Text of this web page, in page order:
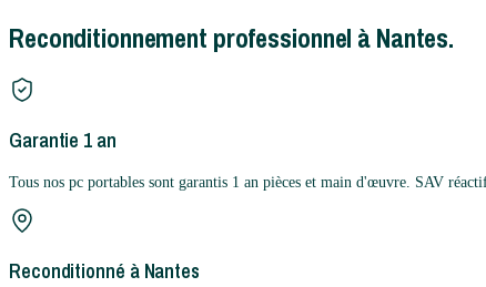
Reconditionnement professionnel à Nantes.
Garantie 1 an
Tous nos pc portables sont garantis 1 an pièces et main d'œuvre. SAV
Reconditionné à Nantes